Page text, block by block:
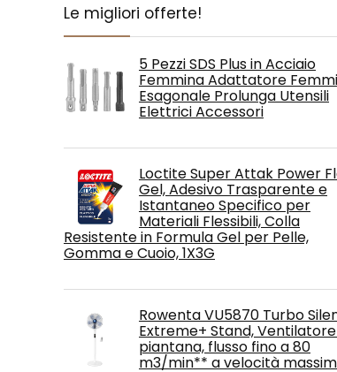
Le migliori offerte!
5 Pezzi SDS Plus in Acciaio
Femmina Adattatore
Esagonale Prolunga Utensili
Elettrici Accessori
Loctite Super Attak Power
Gel, Adesivo Trasparente e
Istantaneo Specifico per
Materiali Flessibili, Colla
Resistente in Formula Gel per Pelle,
Gomma e Cuoio, 1X3G
Rowenta VU5870 Turbo
Extreme+ Stand,
piantana, flusso fino a 80
m3/min** a velocità